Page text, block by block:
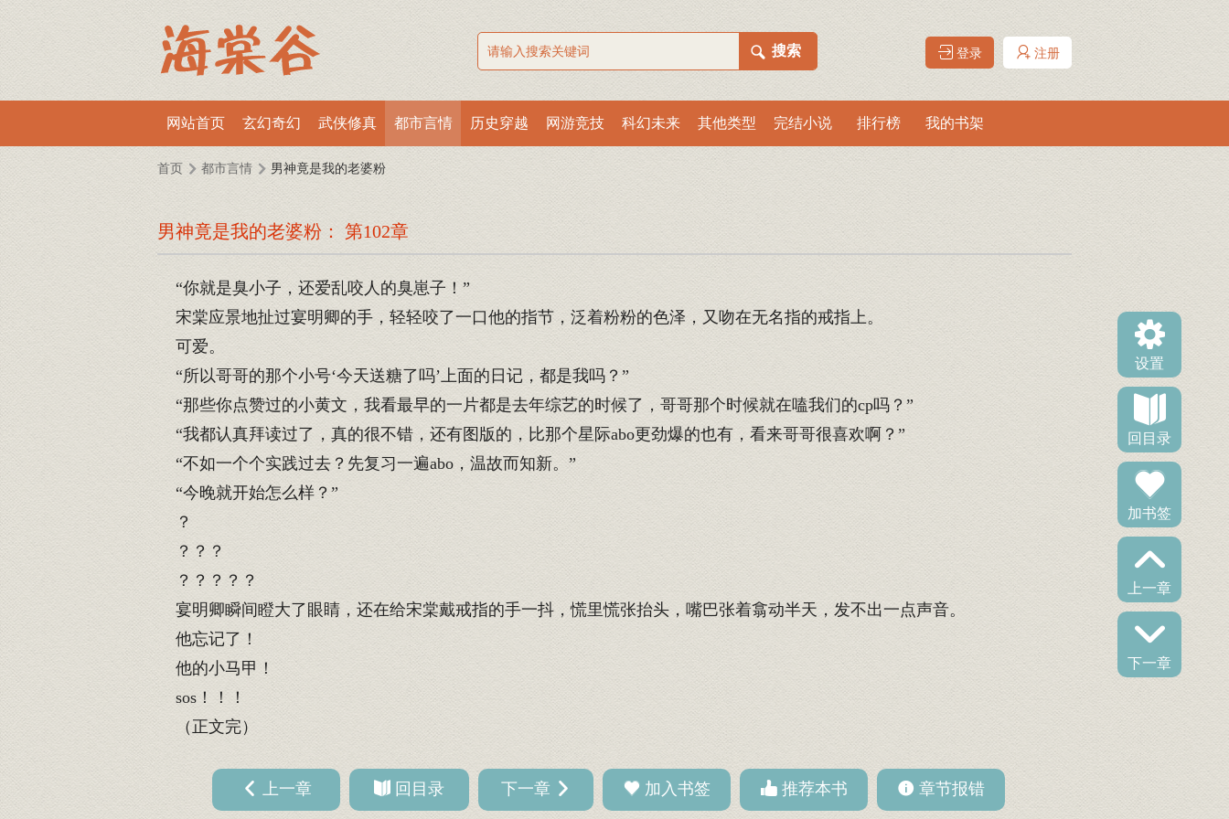
登录 注册
网站首页 玄幻奇幻 武侠修真 都市言情 历史穿越 网游竞技 科幻未来 其他类型 完结小说 排行榜 我的书架
首页 都市言情 男神竟是我的老婆粉
设置
回目录
加书签
上一章
下一章
男神竟是我的老婆粉： 第102章
“你就是臭小子，还爱乱咬人的臭崽子！”
宋棠应景地扯过宴明卿的手，轻轻咬了一口他的指节，泛着粉粉的色泽，又吻在无名指的戒指上。
可爱。
“所以哥哥的那个小号‘今天送糖了吗’上面的日记，都是我吗？”
“那些你点赞过的小黄文，我看最早的一片都是去年综艺的时候了，哥哥那个时候就在嗑我们的cp吗？”
“我都认真拜读过了，真的很不错，还有图版的，比那个星际abo更劲爆的也有，看来哥哥很喜欢啊？”
“不如一个个实践过去？先复习一遍abo，温故而知新。”
“今晚就开始怎么样？”
？
？？？
？？？？？
宴明卿瞬间瞪大了眼睛，还在给宋棠戴戒指的手一抖，慌里慌张抬头，嘴巴张着翕动半天，发不出一点声音。
他忘记了！
他的小马甲！
sos！！！
（正文完）
上一章 回目录 下一章 加入书签 推荐本书 章节报错